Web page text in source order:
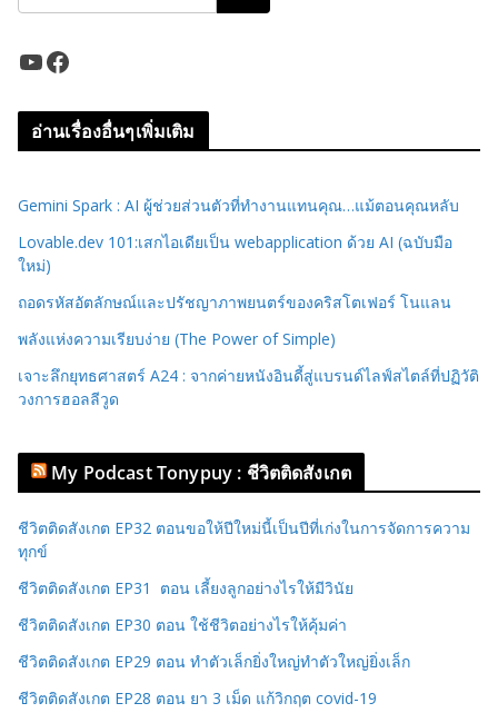
YouTube Facebook
อ่านเรื่องอื่นๆเพิ่มเติม
Gemini Spark : AI ผู้ช่วยส่วนตัวที่ทำงานแทนคุณ…แม้ตอนคุณหลับ
Lovable.dev 101:เสกไอเดียเป็น webapplication ด้วย AI (ฉบับมือ
ใหม่)
ถอดรหัสอัตลักษณ์และปรัชญาภาพยนตร์ของคริสโตเฟอร์ โนแลน
พลังแห่งความเรียบง่าย (The Power of Simple)
เจาะลึกยุทธศาสตร์ A24 : จากค่ายหนังอินดี้สู่แบรนด์ไลฟ์สไตล์ที่ปฏิวัติ
วงการฮอลลีวูด
My Podcast Tonypuy : ชีวิตติดสังเกต
ชีวิตติดสังเกต EP32 ตอนขอให้ปีใหม่นี้เป็นปีที่เก่งในการจัดการความ
ทุกข์
ชีวิตติดสังเกต EP31 ตอน เลี้ยงลูกอย่างไรให้มีวินัย
ชีวิตติดสังเกต EP30 ตอน ใช้ชีวิตอย่างไรให้คุ้มค่า
ชีวิตติดสังเกต EP29 ตอน ทำตัวเล็กยิ่งใหญ่ทำตัวใหญ่ยิ่งเล็ก
ชีวิตติดสังเกต EP28 ตอน ยา 3 เม็ด แก้วิกฤต covid-19